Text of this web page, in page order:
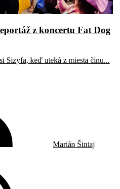
z koncertu Fat Dog
Sizyfa, keď uteká z miesta činu...
Marián Šintaj